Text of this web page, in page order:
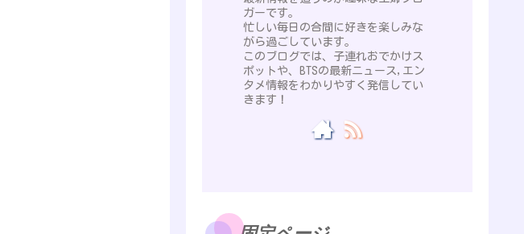
ガーです。
忙しい毎日の合間に好きを楽しみな
がら過ごしています。
このブログでは、子連れおでかけス
ポットや、BTSの最新ニュース,エン
タメ情報をわかりやすく発信してい
きます！